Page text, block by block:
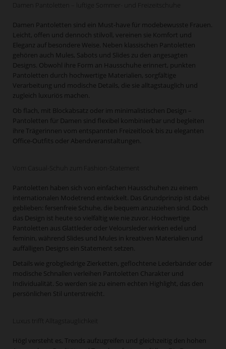
Damen Pantoletten – luftige Sommer- und Freizeitschuhe
Damen Pantoletten sind ein Must-have für modebewusste Frauen.
Leicht, offen und dennoch stilvoll, vereinen sie Komfort und
Eleganz auf besondere Weise. Neben klassischen Pantoletten
gehören auch Mules, Sabots und Slides zu den angesagten
Designs. Obwohl ihre Form an Hausschuhe erinnert, punkten
Pantoletten durch hochwertige Materialien, sorgfältige
Verarbeitung und modische Details, die sie alltagstauglich und
zugleich luxuriös machen.
Ob flach, mit Blockabsatz oder im minimalistischen Design –
Pantoletten für Damen sind flexibel kombinierbar und begleiten
ihre Trägerinnen vom entspannten Freizeitlook bis zu eleganten
Office-Outfits oder Abendveranstaltungen.
Vom Casual-Schuh zum Fashion-Statement
Pantoletten haben sich von einfachen Hausschuhen zu einem
internationalen Modetrend entwickelt. Das Grundprinzip ist dabei
geblieben: fersenfreie Schuhe, die bequem anzuziehen sind. Doch
das Design ist heute so vielfältig wie nie zuvor. Hochwertige
Pantoletten aus Glattleder oder Veloursleder wirken edel und
feminin, während Slides und Mules in kreativen Materialien und
auffälligen Designs ein Statement setzen.
Details wie grobgliedrige Zierketten, geflochtene Lederbänder oder
modische Schnallen verleihen Pantoletten Charakter und
Individualität. So werden sie zu einem echten Highlight, das den
persönlichen Stil unterstreicht.
Luxus trifft Alltagstauglichkeit
Högl versteht es, Trends aufzugreifen und gleichzeitig den hohen